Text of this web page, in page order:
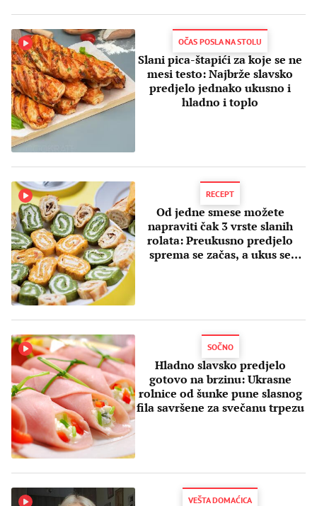
OČAS POSLA NA STOLU
Slani pica-štapići za koje se ne
mesi testo: Najbrže slavsko
predjelo jednako ukusno i
hladno i toplo
RECEPT
Od jedne smese možete
napraviti čak 3 vrste slanih
rolata: Preukusno predjelo
sprema se začas, a ukus se
SOČNO
Hladno slavsko predjelo
gotovo na brzinu: Ukrasne
rolnice od šunke pune slasnog
fila savršene za svečanu trpezu
VEŠTA DOMAĆICA